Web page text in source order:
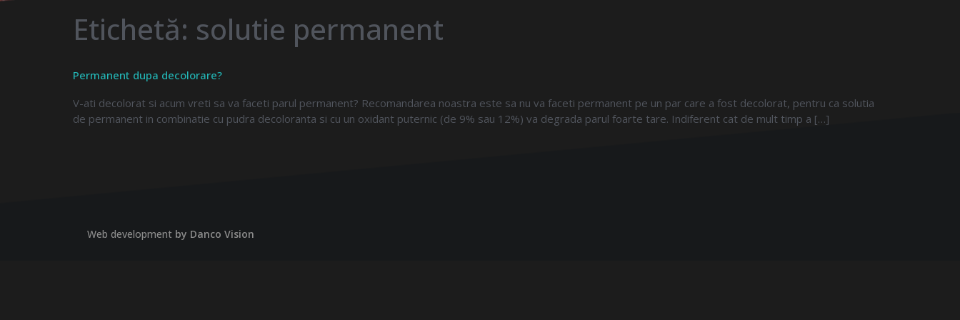
Etichetă: solutie permanent
Permanent dupa decolorare?
V-ati decolorat si acum vreti sa va faceti parul permanent? Recomandarea noastra este sa nu va faceti permanent pe un par care a fost decolorat, pentru ca solutia
de permanent in combinatie cu pudra decoloranta si cu un oxidant puternic (de 9% sau 12%) va degrada parul foarte tare. Indiferent cat de mult timp a […]
Web development by Danco Vision